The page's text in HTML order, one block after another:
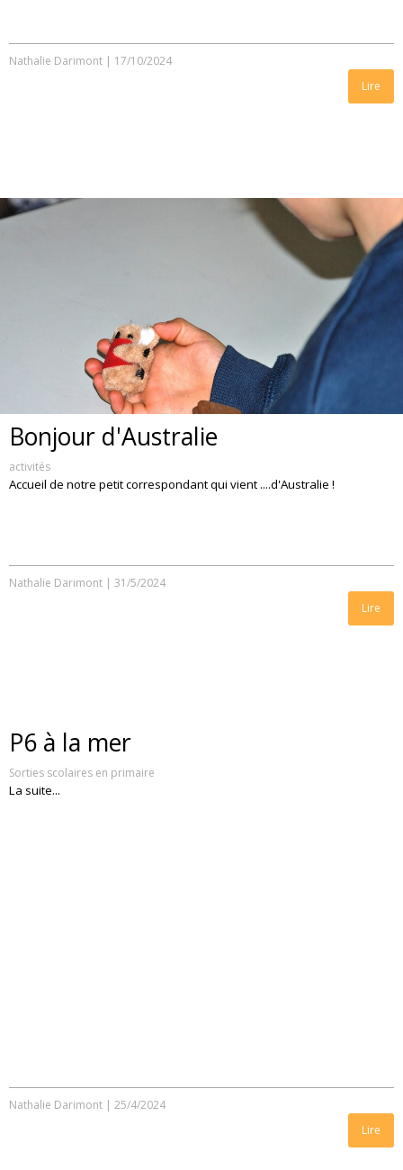
Nathalie Darimont | 17/10/2024
Lire
Bonjour d'Australie
activités
Accueil de notre petit correspondant qui vient ....d'Australie !
Nathalie Darimont | 31/5/2024
Lire
P6 à la mer
Sorties scolaires en primaire
La suite...
Nathalie Darimont | 25/4/2024
Lire